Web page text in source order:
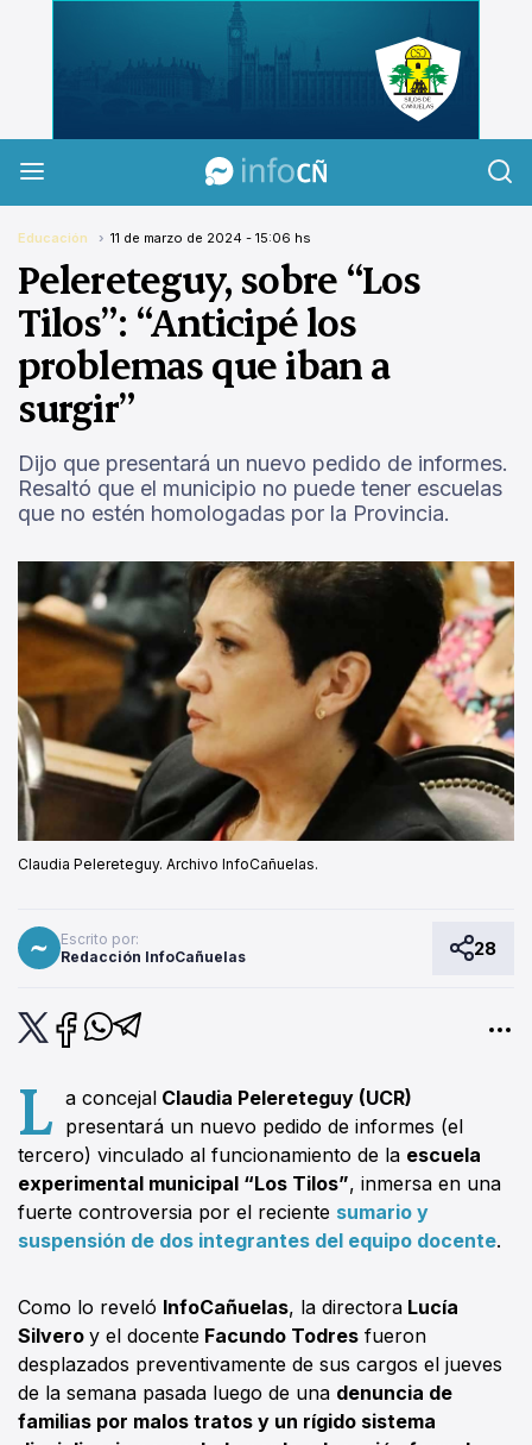
InfoCañuelas
Educación 11 de marzo de 2024 - 15:06 hs
Pelereteguy, sobre “Los
Tilos”: “Anticipé los
problemas que iban a
surgir”
Dijo que presentará un nuevo pedido de informes.
Resaltó que el municipio no puede tener escuelas
que no estén homologadas por la Provincia.
Claudia Pelereteguy. Archivo InfoCañuelas.
Escrito por:
Redacción InfoCañuelas
28
L a concejal Claudia Pelereteguy (UCR)
presentará un nuevo pedido de informes (el
tercero) vinculado al funcionamiento de la escuela
experimental municipal “Los Tilos”, inmersa en una
fuerte controversia por el reciente sumario y
suspensión de dos integrantes del equipo docente.
Como lo reveló InfoCañuelas, la directora Lucía
Silvero y el docente Facundo Todres fueron
desplazados preventivamente de sus cargos el jueves
de la semana pasada luego de una denuncia de
familias por malos tratos y un rígido sistema